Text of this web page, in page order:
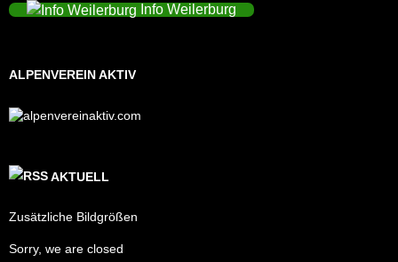
Info Weilerburg
ALPENVEREIN AKTIV
AKTUELL
Zusätzliche Bildgrößen
Sorry, we are closed